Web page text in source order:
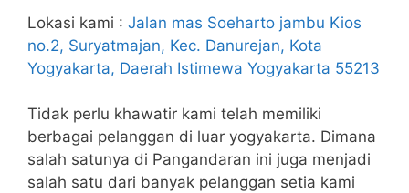
Lokasi kami : Jalan mas Soeharto jambu Kios
no.2, Suryatmajan, Kec. Danurejan, Kota
Yogyakarta, Daerah Istimewa Yogyakarta 55213
Tidak perlu khawatir kami telah memiliki
berbagai pelanggan di luar yogyakarta. Dimana
salah satunya di Pangandaran ini juga menjadi
salah satu dari banyak pelanggan setia kami